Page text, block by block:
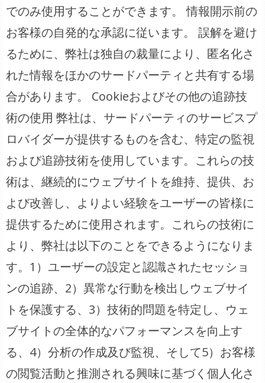
でのみ使用することができます。 情報開示前の
お客様の自発的な承認に従います。 誤解を避け
るために、弊社は独自の裁量により、匿名化さ
れた情報をほかのサードパーティと共有する場
合があります。 Cookieおよびその他の追跡技
術の使用 弊社は、サードパーティのサービスプ
ロバイダーが提供するものを含む、特定の監視
および追跡技術を使用しています。これらの技
術は、継続的にウェブサイトを維持、提供、お
よび改善し、よりよい経験をユーザーの皆様に
提供するために使用されます。これらの技術に
より、弊社は以下のことをできるようになりま
す。1）ユーザーの設定と認識されたセッショ
ンの追跡、2）異常な行動を検出しウェブサイ
トを保護する、3）技術的問題を特定し、ウェ
ブサイトの全体的なパフォーマンスを向上す
る、4）分析の作成及び監視、そして5）お客様
の閲覧活動と推測される興味に基づく個人化さ